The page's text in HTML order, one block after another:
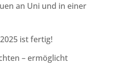
an Uni und in einer
ist fertig!
– ermöglicht